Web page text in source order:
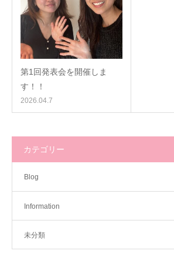
第1回発表会を開催しま
す！！
2026.04.7
カテゴリー
Blog
Information
未分類